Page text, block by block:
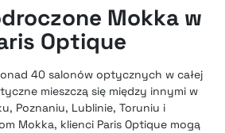
Mokka w
Optique
40 salonów optycznych w całej
mieszczą się między innymi w
Poznaniu, Lublinie, Toruniu i
Mokka, klienci Paris Optique mogą